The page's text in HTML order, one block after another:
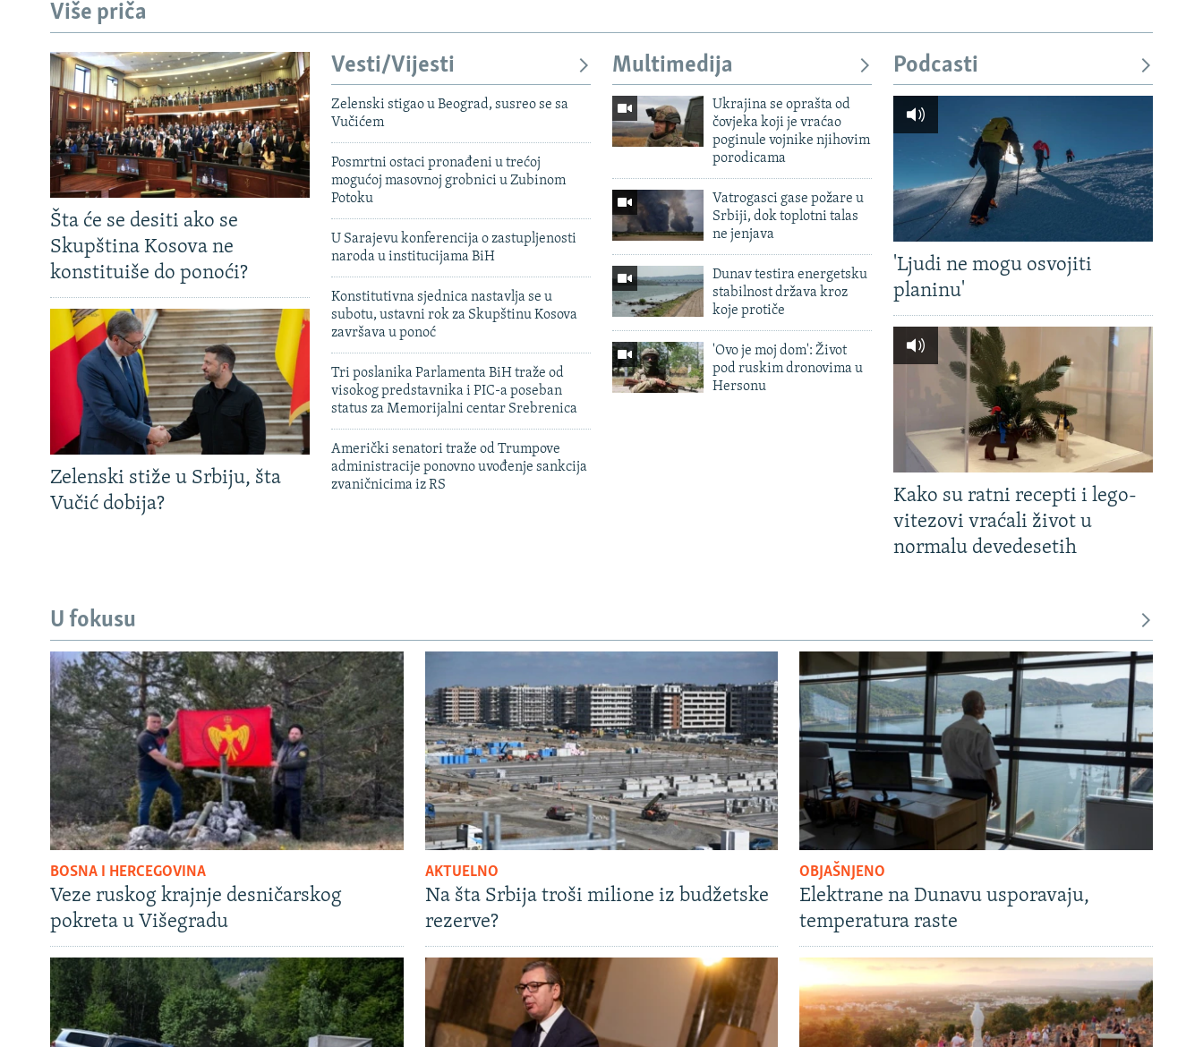
Više priča
Šta će se desiti ako se
Skupština Kosova ne
konstituiše do ponoći?
Zelenski stiže u Srbiju, šta
Vučić dobija?
Vesti/Vijesti
Zelenski stigao u Beograd, susreo se sa
Vučićem
Posmrtni ostaci pronađeni u trećoj
mogućoj masovnoj grobnici u Zubinom
Potoku
U Sarajevu konferencija o zastupljenosti
naroda u institucijama BiH
Konstitutivna sjednica nastavlja se u
subotu, ustavni rok za Skupštinu Kosova
završava u ponoć
Tri poslanika Parlamenta BiH traže od
visokog predstavnika i PIC-a poseban
status za Memorijalni centar Srebrenica
Američki senatori traže od Trumpove
administracije ponovno uvođenje sankcija
zvaničnicima iz RS
Multimedija
Ukrajina se oprašta od
čovjeka koji je vraćao
poginule vojnike njihovim
porodicama
Vatrogasci gase požare u
Srbiji, dok toplotni talas
ne jenjava
Dunav testira energetsku
stabilnost država kroz
koje protiče
'Ovo je moj dom': Život
pod ruskim dronovima u
Hersonu
Podcasti
'Ljudi ne mogu osvojiti
planinu'
Kako su ratni recepti i lego-
vitezovi vraćali život u
normalu devedesetih
U fokusu
BOSNA I HERCEGOVINA
Veze ruskog krajnje desničarskog
pokreta u Višegradu
AKTUELNO
Na šta Srbija troši milione iz budžetske
rezerve?
OBJAŠNJENO
Elektrane na Dunavu usporavaju,
temperatura raste